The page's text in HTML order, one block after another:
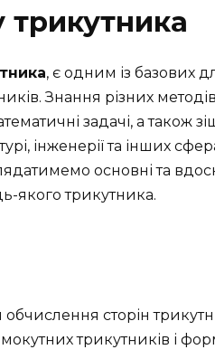
трикутника
, є одним із базових
Знання різних
задачі, а також
інженерії та інших
основні та
якого трикутника.
сторін
трикутників і